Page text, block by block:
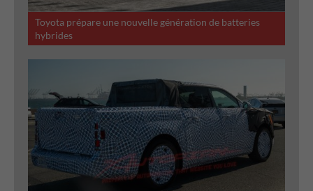
Toyota prépare une nouvelle génération de batteries
hybrides